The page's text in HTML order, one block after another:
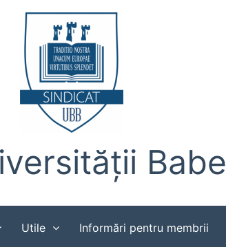
Utile Informări pentru membrii